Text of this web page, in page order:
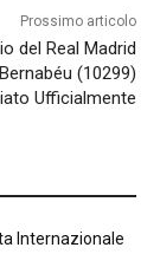
Prossimo articolo
del Real Madrid
(10299)
Ufficialmente
Internazionale